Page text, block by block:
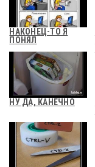
НАКОНЕЦ-ТО Я
ПОНЯЛ
НУ ДА, КАНЕЧНО